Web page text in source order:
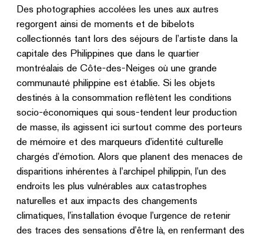
Des photographies accolées les unes aux autres
regorgent ainsi de moments et de bibelots
collectionnés tant lors des séjours de l’artiste dans la
capitale des Philippines que dans le quartier
montréalais de Côte-des-Neiges où une grande
communauté philippine est établie. Si les objets
destinés à la consommation reflètent les conditions
socio-économiques qui sous-tendent leur production
de masse, ils agissent ici surtout comme des porteurs
de mémoire et des marqueurs d’identité culturelle
chargés d’émotion. Alors que planent des menaces de
disparitions inhérentes à l’archipel philippin, l’un des
endroits les plus vulnérables aux catastrophes
naturelles et aux impacts des changements
climatiques, l’installation évoque l’urgence de retenir
des traces des sensations d’être là, en renfermant des